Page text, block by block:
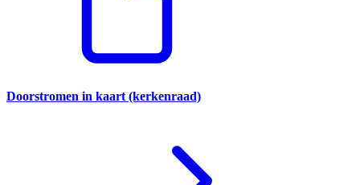
Doorstromen in kaart (kerkenraad)